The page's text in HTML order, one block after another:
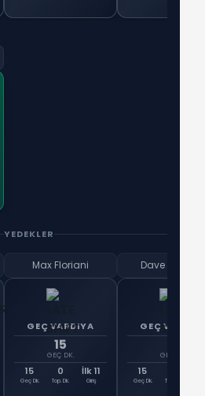
YEDEKLER
Max Floriani
GEÇ VARDIYA
15
GEÇ DK.
15
Geç Dk.
0
Top. Dk.
İlk 11
Giriş
Dave
GEÇ
GEÇ DK.
15
Geç Dk. Top. Dk.